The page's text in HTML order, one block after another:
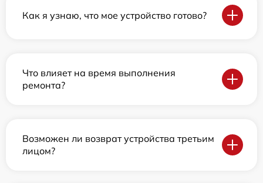
Как я узнаю, что мое устройство готово?
Что влияет на время выполнения
ремонта?
Возможен ли возврат устройства третьим
лицом?